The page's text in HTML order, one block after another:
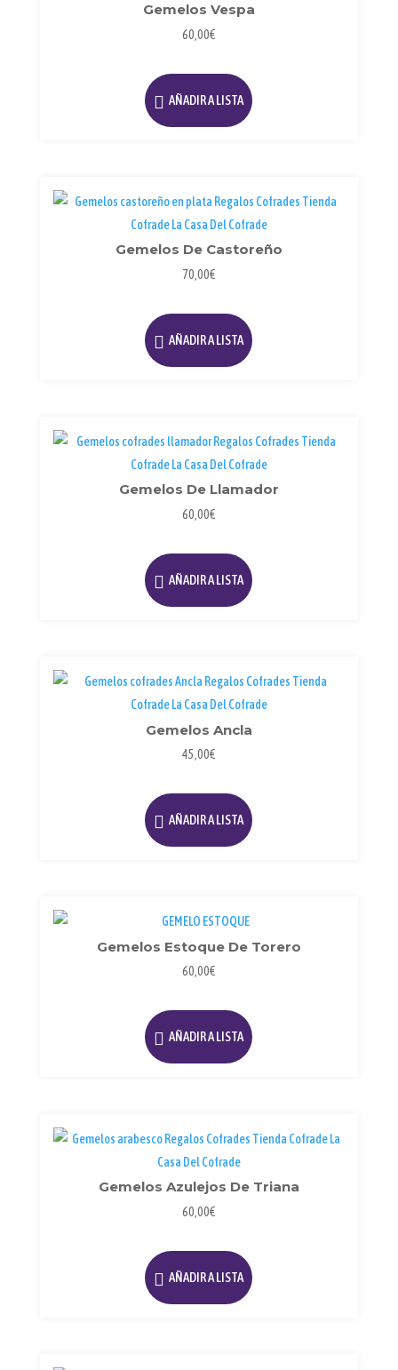
Gemelos Vespa
60,00€
AÑADIR A LISTA
Gemelos De Castoreño
70,00€
AÑADIR A LISTA
Gemelos De Llamador
60,00€
AÑADIR A LISTA
Gemelos Ancla
45,00€
AÑADIR A LISTA
Gemelos Estoque De Torero
60,00€
AÑADIR A LISTA
Gemelos Azulejos De Triana
60,00€
AÑADIR A LISTA